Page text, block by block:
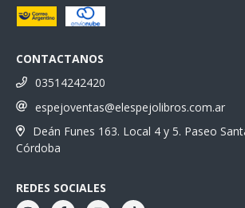
CONTACTANOS
03514242420
espejoventas@elespejolibros.com.ar
Deán Funes 163. Local 4 y 5. Paseo
Córdoba
REDES SOCIALES